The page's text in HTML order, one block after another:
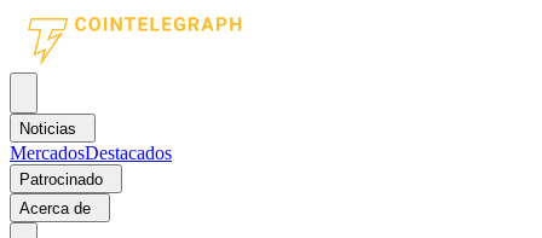
Noticias
MercadosDestacados
Patrocinado
Acerca de